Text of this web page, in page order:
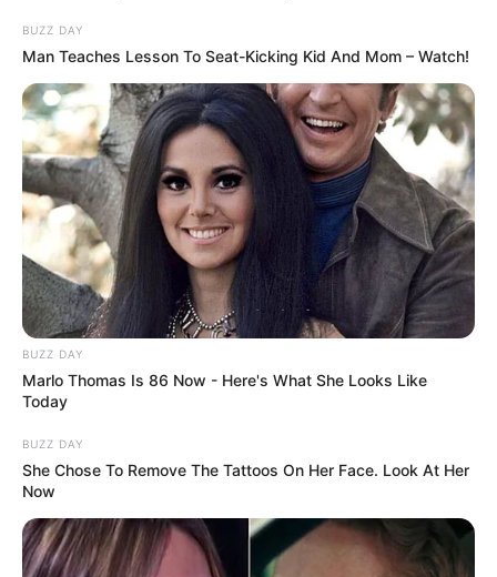
BUZZ DAY
Man Teaches Lesson To Seat-Kicking Kid And Mom – Watch!
BUZZ DAY
Marlo Thomas Is 86 Now - Here's What She Looks Like
Today
BUZZ DAY
She Chose To Remove The Tattoos On Her Face. Look At Her
Now